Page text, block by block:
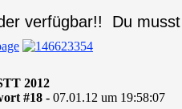
verfügbar!! Du
2012
#18 - 07.01.12 um 19:58:07